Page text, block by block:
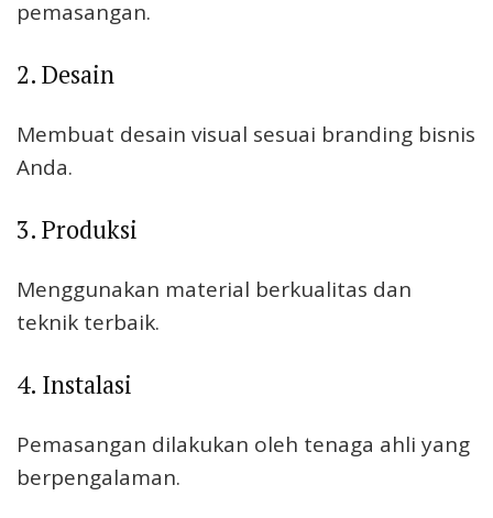
pemasangan.
2. Desain
Membuat desain visual sesuai branding bisnis
Anda.
3. Produksi
Menggunakan material berkualitas dan
teknik terbaik.
4. Instalasi
Pemasangan dilakukan oleh tenaga ahli yang
berpengalaman.